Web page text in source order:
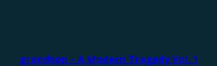
grandson – A Modern Tragedy Vol. 1